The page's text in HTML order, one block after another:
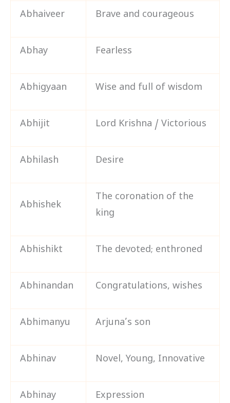
Abhaiveer Brave and courageous
Abhay Fearless
Abhigyaan Wise and full of wisdom
Abhijit Lord Krishna / Victorious
Abhilash Desire
Abhishek
The coronation of the
king
Abhishikt The devoted; enthroned
Abhinandan Congratulations, wishes
Abhimanyu Arjuna’s son
Abhinav Novel, Young, Innovative
Abhinay Expression